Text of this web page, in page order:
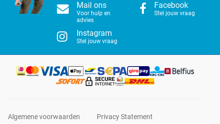
Mail ons
Voor hulp en
advies
Facebook
Stel jouw vraag
Instagram
Stel jouw vraag
Algemene voorwaarden Privacy Statement